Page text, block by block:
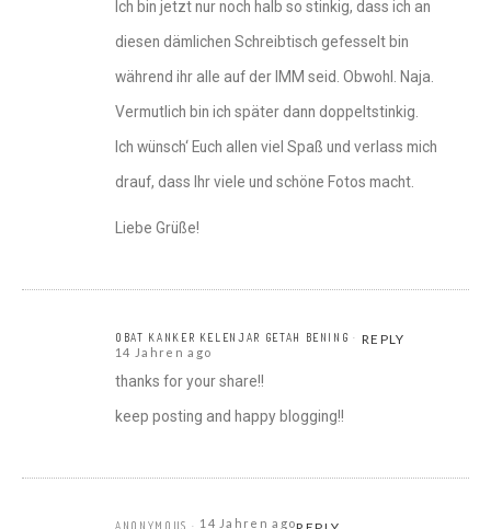
Ich bin jetzt nur noch halb so stinkig, dass ich an
diesen dämlichen Schreibtisch gefesselt bin
während ihr alle auf der IMM seid. Obwohl. Naja.
Vermutlich bin ich später dann doppeltstinkig.
Ich wünsch‘ Euch allen viel Spaß und verlass mich
drauf, dass Ihr viele und schöne Fotos macht.
Liebe Grüße!
OBAT KANKER KELENJAR GETAH BENING
14 Jahren ago
REPLY
thanks for your share!!
keep posting and happy blogging!!
ANONYMOUS 14 Jahren ago